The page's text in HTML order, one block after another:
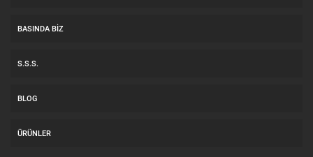
BASINDA BIZ
S.S.S.
BLOG
ÜRÜNLER